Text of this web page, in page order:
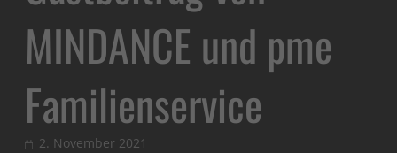
MINDANCE und pme
Familienservice
2. November 2021